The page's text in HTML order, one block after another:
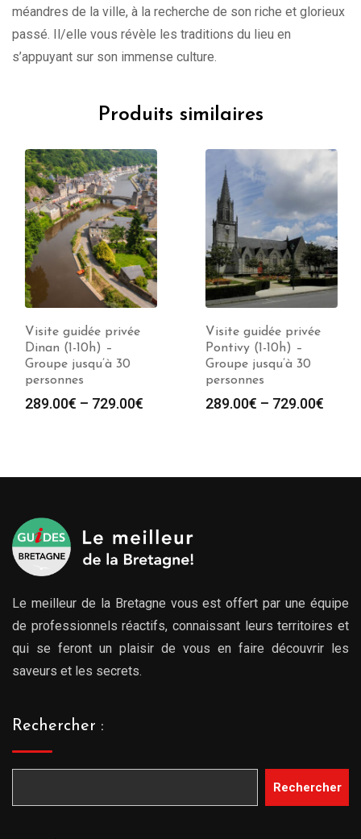
méandres de la ville, à la recherche de son riche et glorieux
passé. Il/elle vous révèle les traditions du lieu en
s’appuyant sur son immense culture.
Produits similaires
Visite guidée privée
Dinan (1-10h) –
Groupe jusqu’à 30
personnes
289.00€ – 729.00€
Visite guidée privée
Pontivy (1-10h) –
Groupe jusqu’à 30
personnes
289.00€ – 729.00€
Le meilleur de la Bretagne vous est offert par une équipe
de professionnels réactifs, connaissant leurs territoires et
qui se feront un plaisir de vous en faire découvrir les
saveurs et les secrets.
Rechercher :
Rechercher